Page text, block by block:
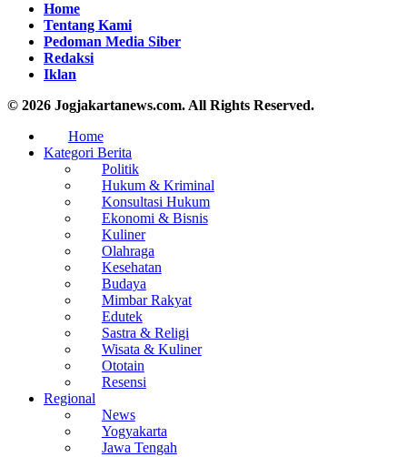
Home
Tentang Kami
Pedoman Media Siber
Redaksi
Iklan
© 2026 Jogjakartanews.com. All Rights Reserved.
Home
Kategori Berita
Politik
Hukum & Kriminal
Konsultasi Hukum
Ekonomi & Bisnis
Kuliner
Olahraga
Kesehatan
Budaya
Mimbar Rakyat
Edutek
Sastra & Religi
Wisata & Kuliner
Ototain
Resensi
Regional
News
Yogyakarta
Jawa Tengah